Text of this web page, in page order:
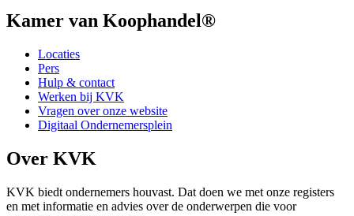
Kamer van Koophandel®
Locaties
Pers
Hulp & contact
Werken bij KVK
Vragen over onze website
Digitaal Ondernemersplein
Over KVK
KVK biedt ondernemers houvast. Dat doen we met onze registers
en met informatie en advies over de onderwerpen die voor